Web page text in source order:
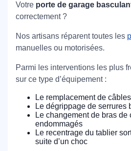
Votre porte de garage
correctement ?
Nos artisans réparent toutes les
manuelles ou motorisées.
Parmi les interventions les plus
sur ce type d’équipement :
Le remplacement de
Le dégrippage de serrures
Le changement de bras de
endommagés
Le recentrage du tablier
suite d’un choc